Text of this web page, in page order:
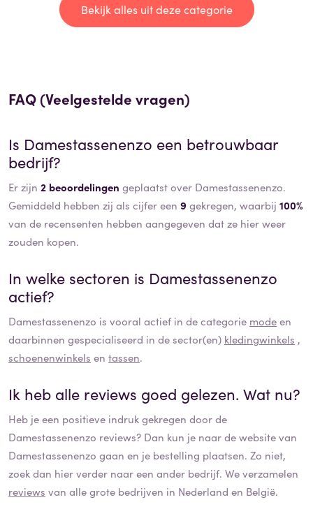
Bekijk alles uit deze categorie
FAQ (Veelgestelde vragen)
Is Damestassenenzo een betrouwbaar
bedrijf?
Er zijn 2 beoordelingen geplaatst over Damestassenenzo.
Gemiddeld hebben zij als cijfer een 9gekregen, waarbij 100%
van de recensenten hebben aangegeven dat ze hier weer
zouden kopen.
In welke sectoren is Damestassenenzo
actief?
Damestassenenzo is vooral actief in de categorie modeen
daarbinnen gespecialiseerd in de sector(en) kledingwinkels ,
schoenenwinkels en tassen.
Ik heb alle reviews goed gelezen. Wat nu?
Heb je een positieve indruk gekregen door de
Damestassenenzo reviews? Dan kun je naar de website van
Damestassenenzo gaan en je bestelling plaatsen. Zo niet,
zoek dan hier verder naar een ander bedrijf. We verzamelen
reviews van alle grote bedrijven in Nederland en België.